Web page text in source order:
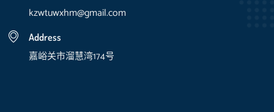
kzwtuwxhm@gmail.com
Address
嘉峪关市溜慧湾174号